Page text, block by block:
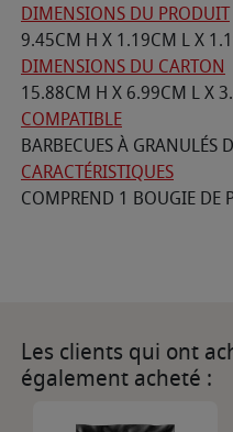
DIMENSIONS DU PRODUIT
9.45CM H X 1.19CM L X
DIMENSIONS DU CARTON
15.88CM H X 6.99CM L X
COMPATIBLE
BARBECUES À GRANULÉS
CARACTÉRISTIQUES
COMPREND 1 BOUGIE DE
Les clients qui ont
également acheté :